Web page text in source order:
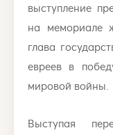
выступление
на мемориале
глава
евреев в
мировой войны.
Выступая